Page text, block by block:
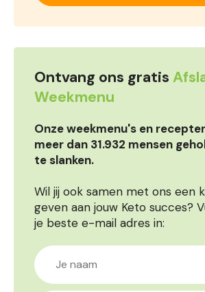
Ontvang ons gratis
Weekmenu
Onze weekmenu's en
meer dan 31.932 mensen
te slanken.
Wil jij ook samen met ons een
geven aan jouw Keto succes?
je beste e-mail adres in: